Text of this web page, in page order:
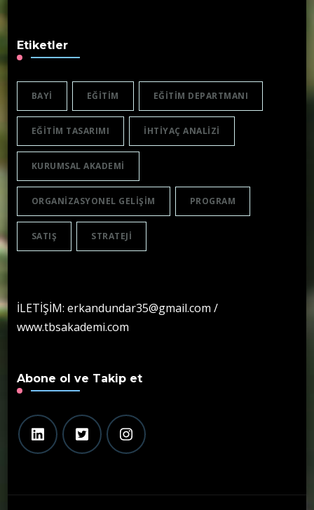
Etiketler
BAYI EĞITIM EĞITIM DEPARTMANI
EĞITIM TASARIMI IHTIYAÇ ANALIZI
KURUMSAL AKADEMI
ORGANIZASYONEL GELIŞIM PROGRAM
SATIŞ STRATEJI
İLETİŞİM: erkandundar35@gmail.com /
www.tbsakademi.com
Abone ol ve Takip et